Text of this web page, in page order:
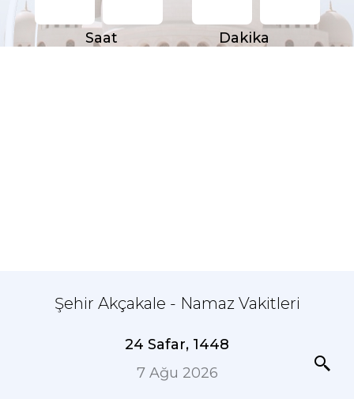
Saat Dakika
Şehir Akçakale - Namaz Vakitleri
24 Safar, 1448
7 Ağu 2026